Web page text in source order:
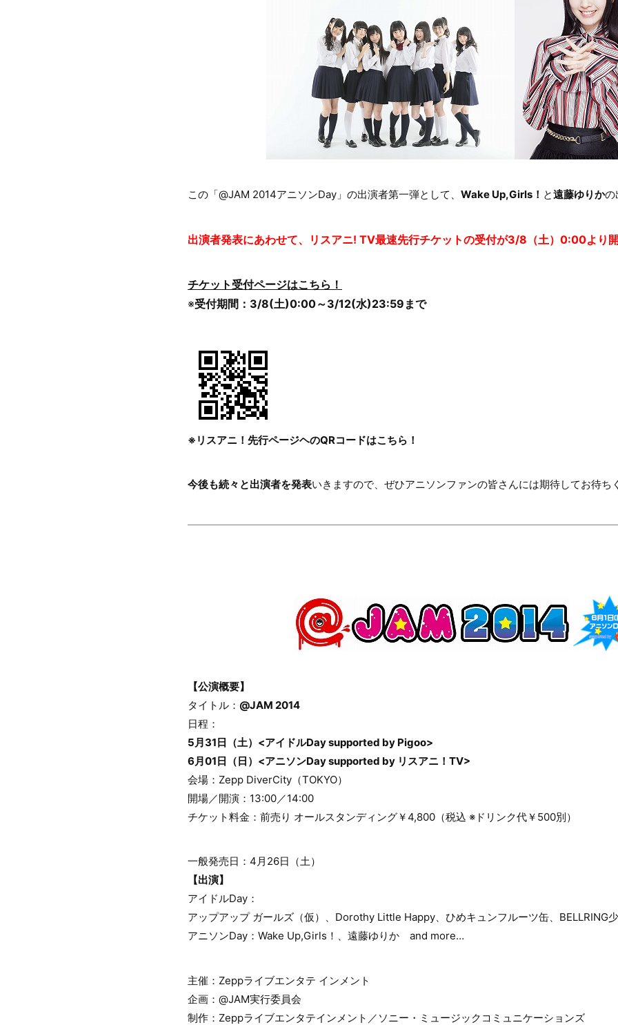
この「@JAM 2014アニソンDay」の出演者第一弾として、 Wake Up,Girls！ と遠藤ゆりかの
出演者発表にあわせて、リスアニ! TV最速先行チケットの受付が3/8（土）0:00より開
チケット受付ページはこちら！
※受付期間：3/8(土)0:00～3/12(水)23:59まで
※リスアニ！先行ページヘのQRコードはこちら！
今後も続々と出演者を発表いきますので、ぜひアニソンファンの皆さんには期待してお待ち
【公演概要】
タイトル： @JAM 2014
日程：
5月31日（土）<アイドルDay supported by Pigoo>
6月01日（日）<アニソンDay supported by リスアニ！TV>
会場：Zepp DiverCity（TOKYO）
開場／開演：13:00／14:00
チケット料金：前売り オールスタンディング￥4,800（税込 ※ドリンク代￥500別）
一般発売日：4月26日（土）
【出演】
アイドルDay：
アップアップ ガールズ（仮）、Dorothy Little Happy、ひめキュンフルーツ缶、
アニソンDay：Wake Up,Girls！、遠藤ゆりか and more…
主催：Zeppライブエンタテ インメント
企画：@JAM実行委員会
制作：Zeppライブエンタテインメント／ソニー・ミュージックコミュニケーションズ